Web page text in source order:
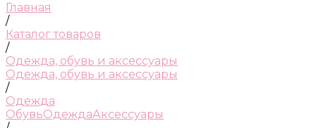
Главная
/
Каталог товаров
/
Одежда, обувь и аксессуары
Одежда, обувь и аксессуары
/
Одежда
ОбувьОдеждаАксессуары